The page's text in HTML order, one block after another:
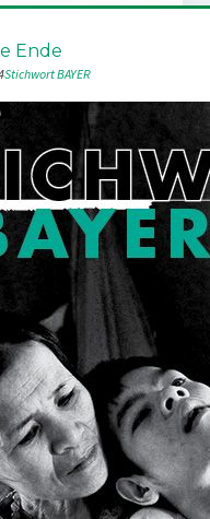
Ende
Stichwort BAYER